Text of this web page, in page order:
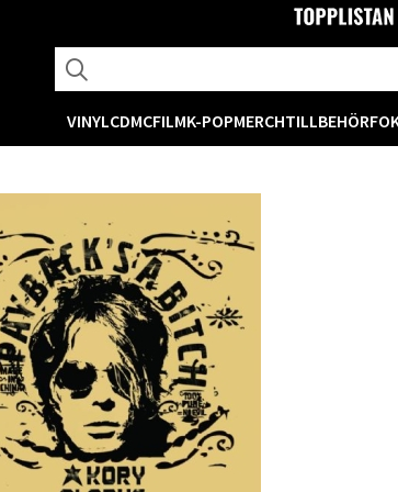
VINYLCDMCFILMK-POPMERCHTILLBEHÖR